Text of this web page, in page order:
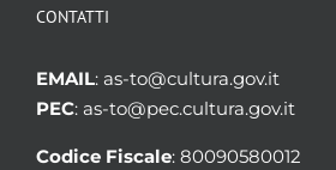
CONTATTI
EMAIL: as-to@cultura.gov.it
PEC: as-to@pec.cultura.gov.it
Codice Fiscale: 80090580012